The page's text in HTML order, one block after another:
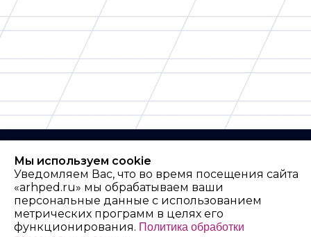
Архангельский
Мы используем cookie
Уведомляем Вас, что во время посещения сайта
«arhped.ru» мы обрабатываем ваши
персональные данные с использованием
метрических программ в целях его
функционирования. Политика обработки